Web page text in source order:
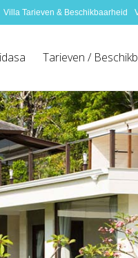
Villa Tarieven & Beschikbaarheid
Tarieven /